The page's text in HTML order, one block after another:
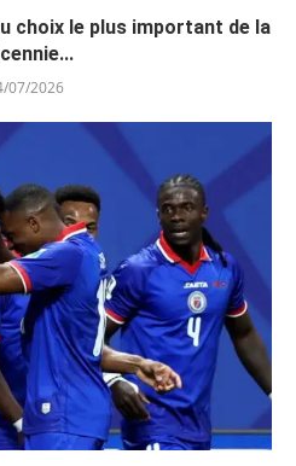
choix le plus important de la
07/2026